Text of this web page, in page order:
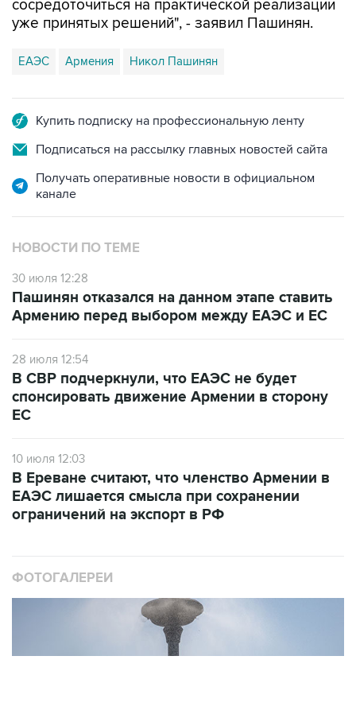
ЕАЭС Армения Никол Пашинян
Подписаться на рассылку главных новостей сайта
Получать оперативные новости в официальном
НОВОСТИ ПО ТЕМЕ
30 июля 12:28
Армению перед выбором между ЕАЭС и ЕС
28 июля 12:54
спонсировать движение Армении в сторону
ЕС
ЕАЭС лишается смысла при сохранении
ограничений на экспорт в РФ